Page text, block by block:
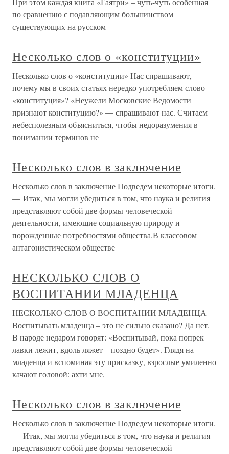
по сравнению с подавляющим большинством
существующих на русском
Несколько слов о «конституции»
Несколько слов о «конституции» Нас спрашивают,
почему мы в своих статьях нередко употребляем слово
«конституция»? «Неужели Московские Ведомости
признают конституцию?» — спрашивают нас. Считаем
небесполезным объясниться, чтобы недоразумения в
понимании терминов не
Несколько слов в заключение
Несколько слов в заключение Подведем некоторые итоги.
— Итак, мы могли убедиться в том, что наука и религия
представляют собой две формы человеческой
деятельности, имеющие социальную природу и
порожденные потребностями общества.В классовом
антагонистическом обществе
НЕСКОЛЬКО СЛОВ О
ВОСПИТАНИИ МЛАДЕНЦА
НЕСКОЛЬКО СЛОВ О ВОСПИТАНИИ МЛАДЕНЦА
Воспитывать младенца – это не сильно сказано? Да нет.
В народе недаром говорят: «Воспитывай, пока попрек
лавки лежит, вдоль ляжет – поздно будет». Глядя на
младенца и вспоминая эту присказку, взрослые умиленно
качают головой: ахти мне,
Несколько слов в заключение
Несколько слов в заключение Подведем некоторые итоги.
— Итак, мы могли убедиться в том, что наука и религия
представляют собой две формы человеческой